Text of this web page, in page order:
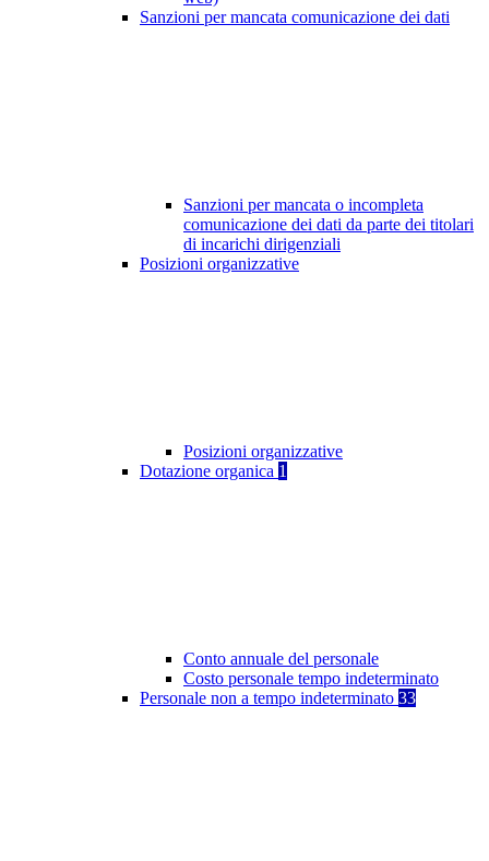
Sanzioni per mancata comunicazione dei dati
Sanzioni per mancata o incompleta
comunicazione dei dati da parte dei titolari
di incarichi dirigenziali
Posizioni organizzative
Posizioni organizzative
Dotazione organica 1
Conto annuale del personale
Costo personale tempo indeterminato
Personale non a tempo indeterminato 33